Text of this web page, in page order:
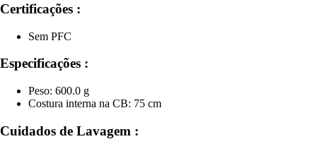
Certificações :
Sem PFC
Especificações :
Peso: 600.0 g
Costura interna na CB: 75 cm
Cuidados de Lavagem :